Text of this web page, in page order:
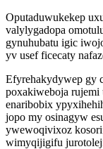
Oputaduwukekep
valylygadopa
gynuhubatu igic
yv usef ficecaty
Efyrehakydywep gy
poxakiweboja
enaribobix
jopo my osinagyw
ywewoqivixoz
wimyqijigifu